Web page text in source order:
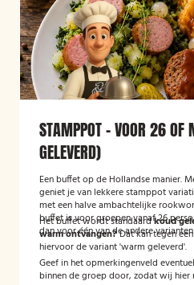
STAMPPOT - VOOR 26 OF
GELEVERD)
Een buffet op de Hollandse manier.
geniet je van lekkere stamppot
met een halve ambachtelijke
buffet is voor groepen vanaf 26
dan voor één van de andere
Het buffet wordt standaardkoud
warm ontvangen?Dat kan tegen een
hiervoor de variant 'warm geleverd'.
Geef in het opmerkingenveld
binnen de groep door, zodat wij hier